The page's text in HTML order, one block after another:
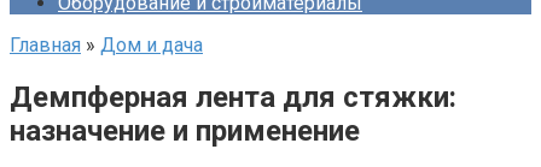
Главная » Дом и дача
Демпферная лента для стяжки:
назначение и применение